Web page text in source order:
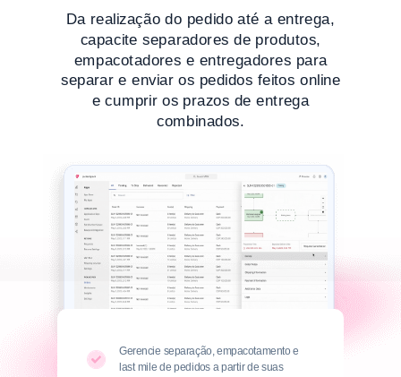
Gerencie separação, empacotamento e
last mile de pedidos a partir de suas
Da realização do pedido até a entrega,
capacite separadores de produtos,
empacotadores e entregadores para
separar e enviar os pedidos feitos online
e cumprir os prazos de entrega
combinados.